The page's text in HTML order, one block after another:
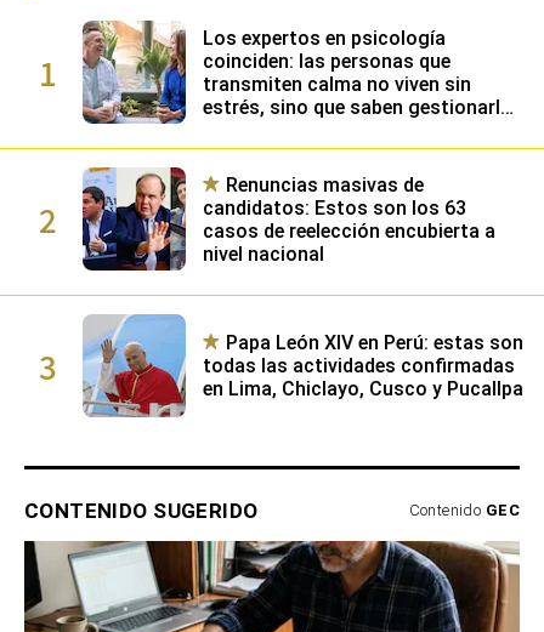
1
Los expertos en psicología
coinciden: las personas que
transmiten calma no viven sin
estrés, sino que saben gestionarlo
emocional
2
Renuncias masivas de
candidatos: Estos son los 63
casos de reelección encubierta a
nivel nacional
3
Papa León XIV en Perú: estas son
todas las actividades confirmadas
en Lima, Chiclayo, Cusco y Pucallpa
CONTENIDO SUGERIDO Contenido GEC